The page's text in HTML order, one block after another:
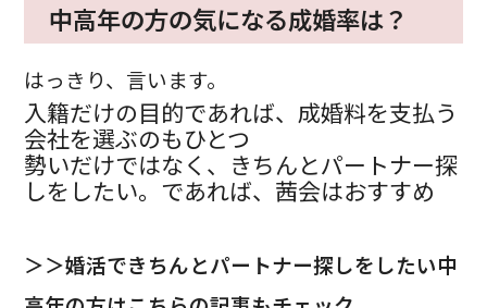
中高年の方の気になる成婚率は？
はっきり、言います。
入籍だけの目的であれば、成婚料を支払う
会社を選ぶのもひとつ
勢いだけではなく、きちんとパートナー探
しをしたい。であれば、茜会はおすすめ
＞＞婚活できちんとパートナー探しをしたい中